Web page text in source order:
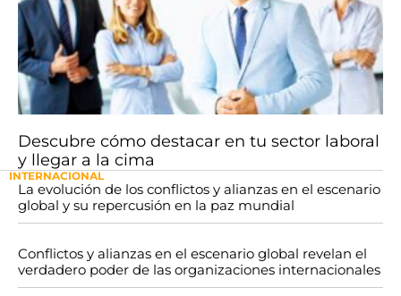
Descubre cómo destacar en tu sector laboral
y llegar a la cima
INTERNACIONAL
La evolución de los conflictos y alianzas en el escenario
global y su repercusión en la paz mundial
Conflictos y alianzas en el escenario global revelan el
verdadero poder de las organizaciones internacionales